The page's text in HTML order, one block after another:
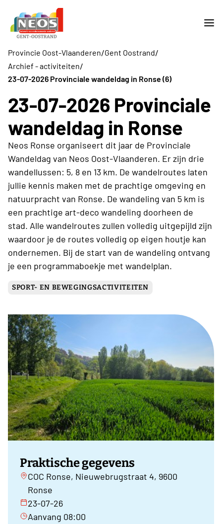
Provincie Oost-Vlaanderen/Gent Oostrand/
Archief - activiteiten/
23-07-2026 Provinciale wandeldag in Ronse (6)
23-07-2026 Provinciale
wandeldag in Ronse
Neos Ronse organiseert dit jaar de Provinciale
Wandeldag van Neos Oost-Vlaanderen. Er zijn drie
wandellussen: 5, 8 en 13 km. De wandelroutes laten
jullie kennis maken met de prachtige omgeving en
natuurpracht van Ronse. De wandeling van 5 km is
een prachtige art-deco wandeling doorheen de
stad. Alle wandelroutes zullen volledig uitgepijld zijn
waardoor je de routes volledig op eigen houtje kan
ondernemen. Bij de start van de wandeling ontvang
je een programmaboekje met wandelplan.
SPORT- EN BEWEGINGSACTIVITEITEN
Praktische gegevens
COC Ronse, Nieuwebrugstraat 4, 9600
Ronse
23-07-26
Aanvang 08:00